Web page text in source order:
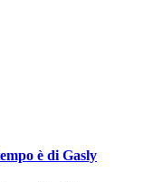
è di Gasly